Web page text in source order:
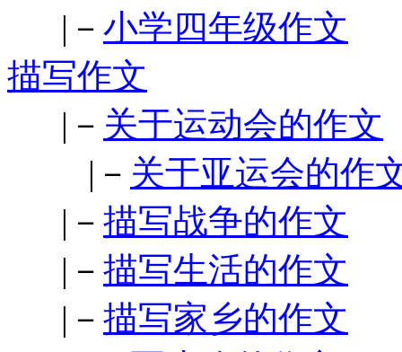
|－ 小学四年级作文
描写作文
|－ 关于运动会的作文
|－ 关于亚运会的作
|－ 描写战争的作文
|－ 描写生活的作文
|－ 描写家乡的作文